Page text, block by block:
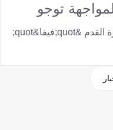
توجو
اختارت لجنة الحكام بالاتحاد الدولي لكرة القدم &quot;فيفا&quot;